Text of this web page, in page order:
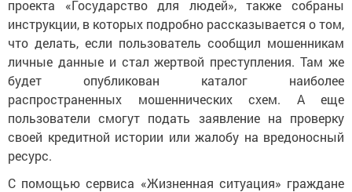
проекта «Государство для людей», также собраны
инструкции, в которых подробно рассказывается о том,
что делать, если пользователь сообщил мошенникам
личные данные и стал жертвой преступления. Там же
будет опубликован каталог наиболее
распространенных мошеннических схем. А еще
пользователи смогут подать заявление на проверку
своей кредитной истории или жалобу на вредоносный
ресурс.
С помощью сервиса «Жизненная ситуация» граждане